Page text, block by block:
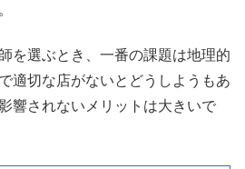
。
を選ぶとき、一番の課題は地理的
適切な店がないとどうしようもあ
響されないメリットは大きいで